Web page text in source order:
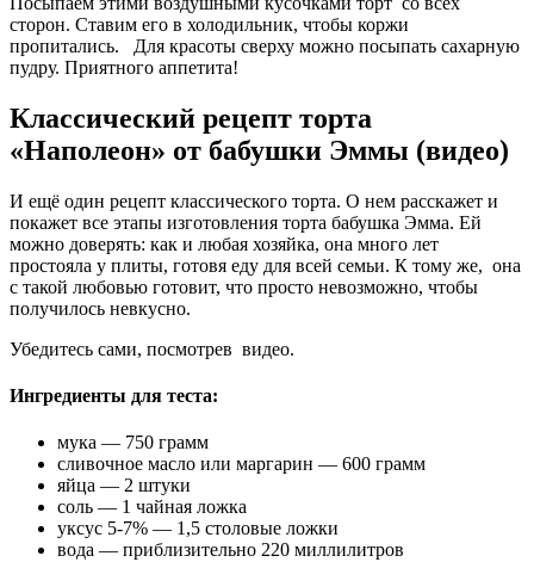
сторон. Ставим его в холодильник, чтобы коржи
пропитались. Для красоты сверху можно посыпать сахарную
пудру. Приятного аппетита!
Классический рецепт торта
«Наполеон» от бабушки Эммы (видео)
И ещё один рецепт классического торта. О нем расскажет и
покажет все этапы изготовления торта бабушка Эмма. Ей
можно доверять: как и любая хозяйка, она много лет
простояла у плиты, готовя еду для всей семьи. К тому же, она
с такой любовью готовит, что просто невозможно, чтобы
получилось невкусно.
Убедитесь сами, посмотрев видео.
Ингредиенты для теста:
мука — 750 грамм
сливочное масло или маргарин — 600 грамм
яйца — 2 штуки
соль — 1 чайная ложка
уксус 5-7% — 1,5 столовые ложки
вода — приблизительно 220 миллилитров